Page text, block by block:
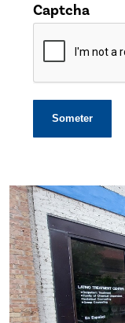
Captcha